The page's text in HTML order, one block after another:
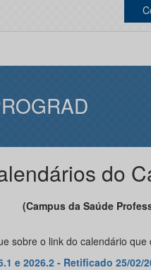
do
(Campus da Saúde
sobre o link do calendário que
e 2026.2 - Retificado 25/02/